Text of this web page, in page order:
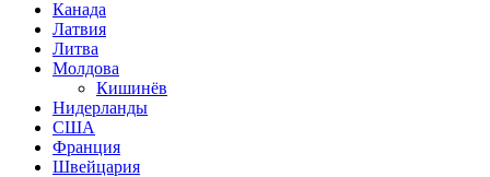
Канада
Латвия
Литва
Молдова
Кишинёв
Нидерланды
США
Франция
Швейцария